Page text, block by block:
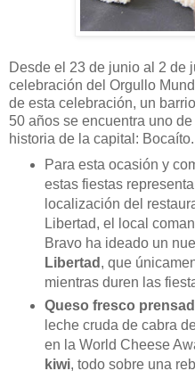
Desde el 23 de junio al 2 de
celebración del Orgullo
de esta celebración, un
50 años se encuentra uno
historia de la capital: Bocaíto.
Para esta ocasión y
estas fiestas
localización del
Libertad, el local
Bravo ha ideado un
Libertad , que
mientras duren las
Queso fresco
leche cruda de cabra
en la World Cheese
kiwi, todo sobre una